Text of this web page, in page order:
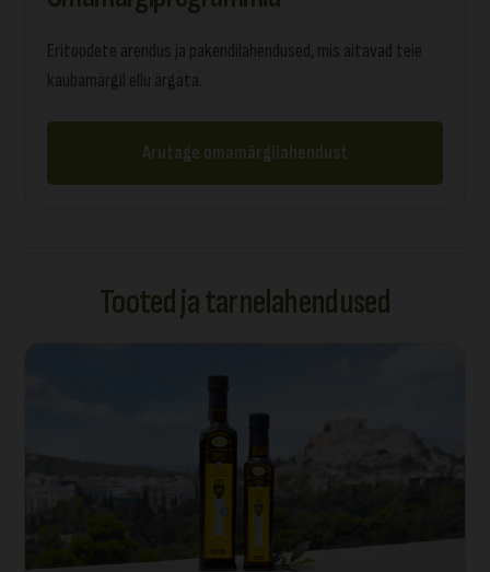
Eritoodete arendus ja pakendilahendused, mis aitavad teie
kaubamärgil ellu ärgata.
Arutage omamärgilahendust
Tooted ja tarnelahendused